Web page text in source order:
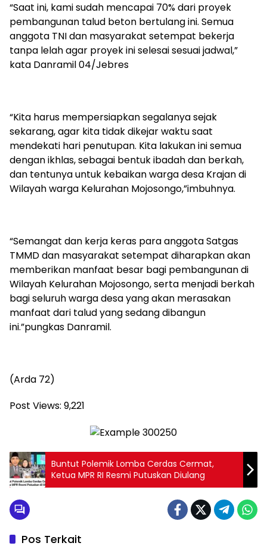
“Saat ini, kami sudah mencapai 70% dari proyek
pembangunan talud beton bertulang ini. Semua
anggota TNI dan masyarakat setempat bekerja
tanpa lelah agar proyek ini selesai sesuai jadwal,”
kata Danramil 04/Jebres
“Kita harus mempersiapkan segalanya sejak
sekarang, agar kita tidak dikejar waktu saat
mendekati hari penutupan. Kita lakukan ini semua
dengan ikhlas, sebagai bentuk ibadah dan berkah,
dan tentunya untuk kebaikan warga desa Krajan di
Wilayah warga Kelurahan Mojosongo,”imbuhnya.
“Semangat dan kerja keras para anggota Satgas
TMMD dan masyarakat setempat diharapkan akan
memberikan manfaat besar bagi pembangunan di
Wilayah Kelurahan Mojosongo, serta menjadi berkah
bagi seluruh warga desa yang akan merasakan
manfaat dari talud yang sedang dibangun
ini.”pungkas Danramil.
(Arda 72)
Post Views: 9,221
Buntut Polemik Lomba Cerdas Cermat,
Ketua MPR RI Resmi Putuskan Diulang
Pos Terkait